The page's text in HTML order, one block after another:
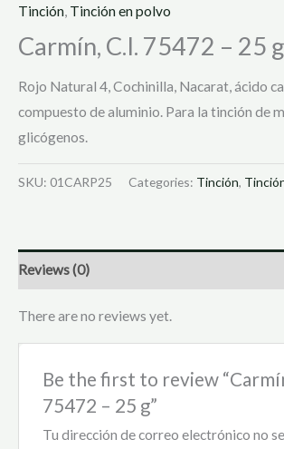
Tinción Tinción en polvo
Carmín, C.I. 75472 – 25 g
Rojo Natural 4, Cochinilla, Nacarat, ácido
compuesto de aluminio. Para la tinción de
glicógenos.
SKU: 01CARP25 Categories: Tinción,
Reviews (0)
There are no reviews yet.
Be the first to review
75472 – 25 g”
Tu dirección de correo electrónico no